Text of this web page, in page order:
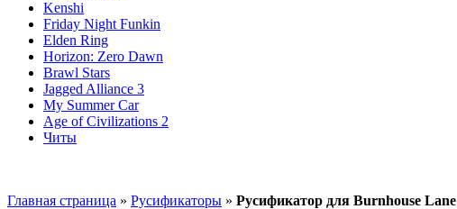
Kenshi
Friday Night Funkin
Elden Ring
Horizon: Zero Dawn
Brawl Stars
Jagged Alliance 3
My Summer Car
Age of Civilizations 2
Читы
Главная страница » Русификаторы » Русификатор для Burnhouse Lane